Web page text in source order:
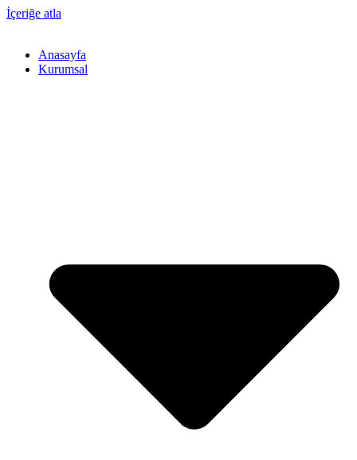
İçeriğe atla
Anasayfa
Kurumsal